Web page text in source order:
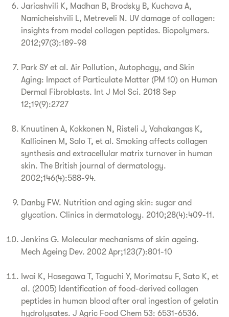
Jariashvili K, Madhan B, Brodsky B, Kuchava A,
Namicheishvili L, Metreveli N. UV damage of collagen:
insights from model collagen peptides. Biopolymers.
2012;97(3):189-98
Park SY et al. Air Pollution, Autophagy, and Skin
Aging: Impact of Particulate Matter (PM 10) on Human
Dermal Fibroblasts. Int J Mol Sci. 2018 Sep
12;19(9):2727
Knuutinen A, Kokkonen N, Risteli J, Vahakangas K,
Kallioinen M, Salo T, et al. Smoking affects collagen
synthesis and extracellular matrix turnover in human
skin. The British journal of dermatology.
2002;146(4):588-94.
Danby FW. Nutrition and aging skin: sugar and
glycation. Clinics in dermatology. 2010;28(4):409-11.
Jenkins G. Molecular mechanisms of skin ageing.
Mech Ageing Dev. 2002 Apr;123(7):801-10
Iwai K, Hasegawa T, Taguchi Y, Morimatsu F, Sato K, et
al. (2005) Identification of food-derived collagen
peptides in human blood after oral ingestion of gelatin
hydrolysates. J Agric Food Chem 53: 6531-6536.